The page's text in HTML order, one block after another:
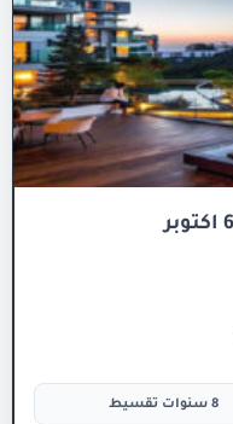
8 سنوات تقسيط